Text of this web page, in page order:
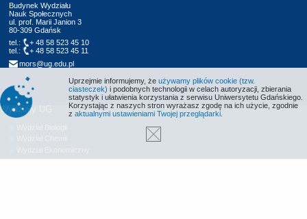
Budynek Wydziału
Nauk Społecznych
ul. prof. Marii Janion 3
80-309 Gdańsk
tel.:
+ 48 58 523 45 10
tel.:
+ 48 58 523 45 11
mors@ug.edu.pl
Wydziały UG
Wydział Filologiczny
Uprzejmie informujemy, że używamy plików cookie (tzw.
ciasteczek) i podobnych technologii w celach autoryzacji, zbierania
statystyk i ułatwienia korzystania z serwisu Uniwersytetu Gdańskiego.
Korzystając z naszych stron wyrażasz zgodę na ich użycie, zgodnie
z aktualnymi ustawieniami Twojej przeglądarki